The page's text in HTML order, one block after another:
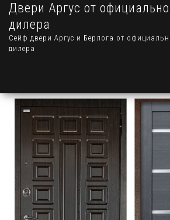
Двери Аргус от
дилера
Сейф двери Аргус и Берлога от
дилера